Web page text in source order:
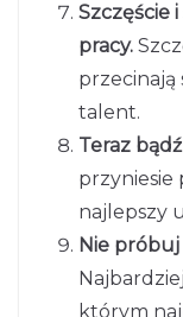
Szczęście
pracy.
przecinają
talent.
Teraz
przyniesie
najlepszy
Nie
którym